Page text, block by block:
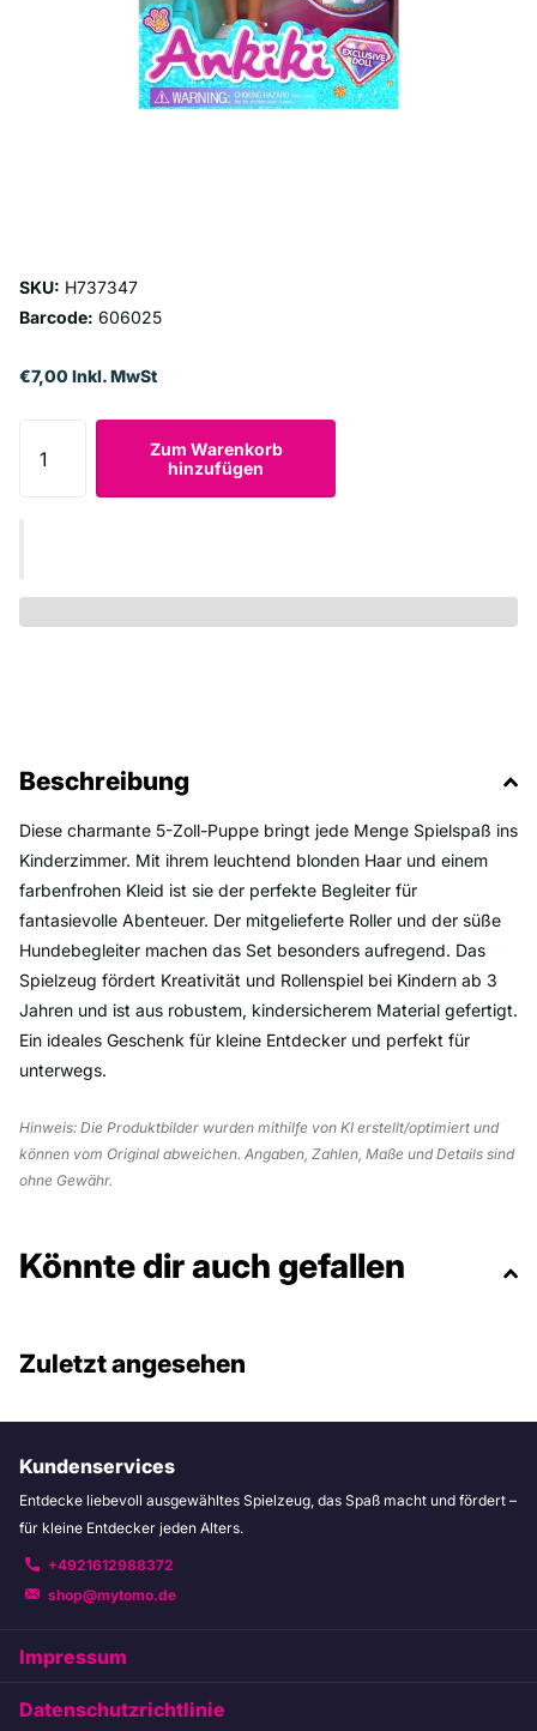
SKU: H737347
Barcode: 606025
€7,00 Inkl. MwSt
Zum Warenkorb
hinzufügen
Beschreibung
Diese charmante 5-Zoll-Puppe bringt jede Menge Spielspaß ins
Kinderzimmer. Mit ihrem leuchtend blonden Haar und einem
farbenfrohen Kleid ist sie der perfekte Begleiter für
fantasievolle Abenteuer. Der mitgelieferte Roller und der süße
Hundebegleiter machen das Set besonders aufregend. Das
Spielzeug fördert Kreativität und Rollenspiel bei Kindern ab 3
Jahren und ist aus robustem, kindersicherem Material gefertigt.
Ein ideales Geschenk für kleine Entdecker und perfekt für
unterwegs.
Hinweis: Die Produktbilder wurden mithilfe von KI erstellt/optimiert und
können vom Original abweichen. Angaben, Zahlen, Maße und Details sind
ohne Gewähr.
Könnte dir auch gefallen
Zuletzt angesehen
Kundenservices
Entdecke liebevoll ausgewähltes Spielzeug, das Spaß macht und fördert –
für kleine Entdecker jeden Alters.
+4921612988372
shop@mytomo.de
Impressum
Datenschutzrichtlinie